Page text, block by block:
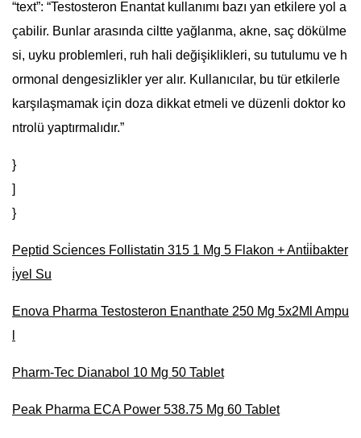
“text”: “Testosteron Enantat kullanımı bazı yan etkilere yol a
çabilir. Bunlar arasında ciltte yağlanma, akne, saç dökülme
si, uyku problemleri, ruh hali değişiklikleri, su tutulumu ve h
ormonal dengesizlikler yer alır. Kullanıcılar, bu tür etkilerle
karşılaşmamak için doza dikkat etmeli ve düzenli doktor ko
ntrolü yaptırmalıdır.”
}
]
}
Peptid Sci̇ences Follistatin 315 1 Mg 5 Flakon + Anti̇i̇bakter
i̇yel Su
Enova Pharma Testosteron Enanthate 250 Mg 5x2Ml Ampu
Pharm-Tec Dianabol 10 Mg 50 Tablet
Peak Pharma ECA Power 538.75 Mg 60 Tablet